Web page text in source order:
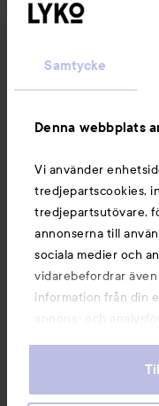
Samtycke
Denna webbplats
Vi använder
tredjepartscookies,
tredjepartsutövare,
annonserna till
sociala medier och
vidarebefordrar
information från din
annons- och
information som du
Du kanske